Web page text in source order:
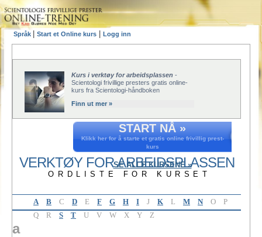
Språk Start et Online kurs Logg inn
Kurs i verktøy for arbeidsplassen -
Scientologi frivillige presters gratis online-
kurs fra Scientologi-håndboken
Finn ut mer »
START NÅ »
Klikk her for å starte et gratis online frivillig prest-
kurs
SE ALLE KURSENE »
VERKTØY FOR ARBEIDSPLASSEN
ORDLISTE FOR KURSET
A B C D E F G H I J K L M N O
P
Q
R S T U V W X Y Z
a